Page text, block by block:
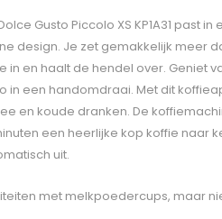
Dolce Gusto Piccolo XS KP1A31
design. Je zet gemakkelijk meer
in en haalt de hendel over. Geniet
in een handomdraai. Met dit
en koude dranken. De
een heerlijke kop koffie naar
uit.
met melkpoedercups, maar